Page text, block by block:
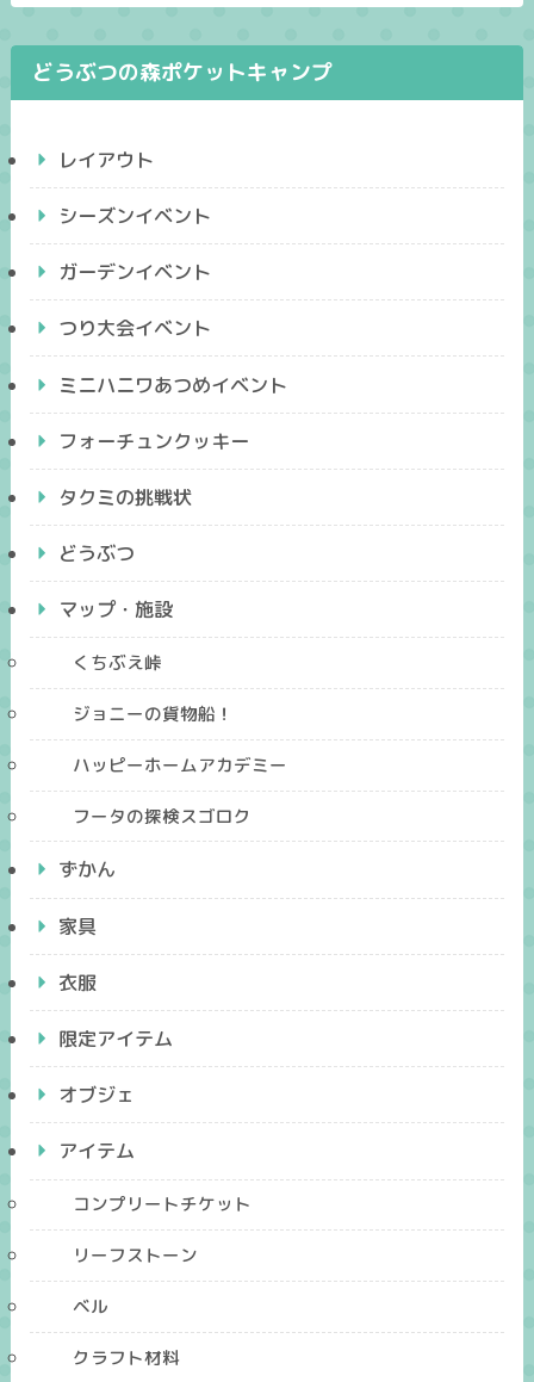
どうぶつの森ポケットキャンプ
レイアウト
シーズンイベント
ガーデンイベント
つり大会イベント
ミニハニワあつめイベント
フォーチュンクッキー
タクミの挑戦状
どうぶつ
マップ・施設
くちぶえ峠
ジョニーの貨物船！
ハッピーホームアカデミー
フータの探検スゴロク
ずかん
家具
衣服
限定アイテム
オブジェ
アイテム
コンプリートチケット
リーフストーン
ベル
クラフト材料